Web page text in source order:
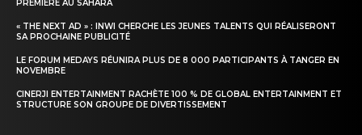
PREMIÈRE AU SAHARA
« THE NEXT AD » : INWI CHERCHE LES JEUNES TALENTS QUI RÉALISERONT
SA PROCHAINE PUBLICITÉ
LE FORUM MEDAYS RÉUNIRA PLUS DE 8 000 PARTICIPANTS À TANGER EN
NOVEMBRE
CINERJI ENTERTAINMENT RACHÈTE 100 % DE GLOBAL ENTERTAINMENT ET
STRUCTURE SON GROUPE DE DIVERTISSEMENT